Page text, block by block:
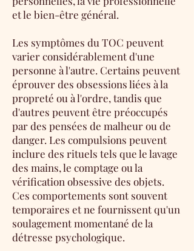
et le bien-être général.
Les symptômes du TOC peuvent
varier considérablement d'une
personne à l'autre. Certains peuvent
éprouver des obsessions liées à la
propreté ou à l'ordre, tandis que
d'autres peuvent être préoccupés
par des pensées de malheur ou de
danger. Les compulsions peuvent
inclure des rituels tels que le lavage
des mains, le comptage ou la
vérification obsessive des objets.
Ces comportements sont souvent
temporaires et ne fournissent qu'un
soulagement momentané de la
détresse psychologique.